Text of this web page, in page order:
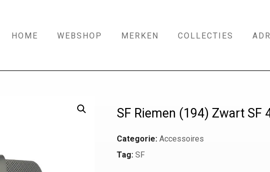
HOME WEBSHOP MERKEN COLLECTIES
SF Riemen (194) Zwart SF
Categorie: Accessoires
Tag: SF